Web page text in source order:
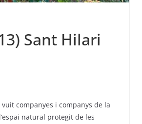
Sant Hilari
companyes i companys de la
natural protegit de les